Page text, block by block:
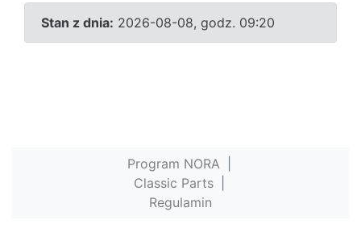
Stan z dnia: 2026-08-08, godz. 09:20
Program NORA
Classic Parts
Regulamin